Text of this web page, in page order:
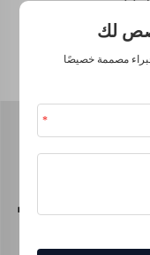
Why
لك
مصممة خصيصًا